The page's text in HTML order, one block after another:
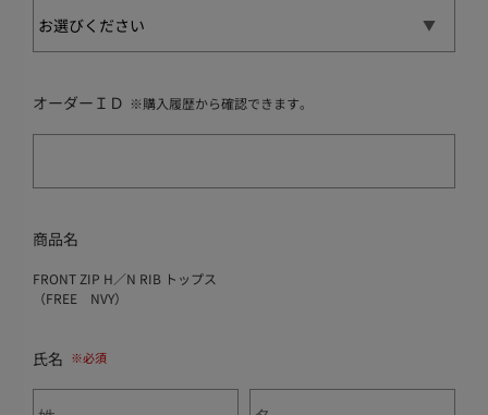
オーダーＩＤ ※購入履歴から確認できます。
商品名
FRONT ZIP H／N RIB トップス
（FREE NVY）
氏名